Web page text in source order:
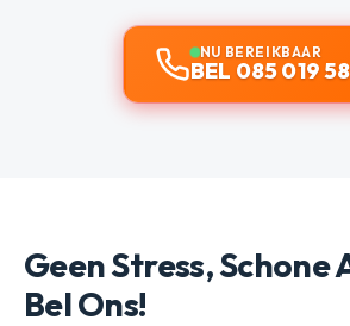
NU BEREIKBAAR
BEL 085 019
Geen Stress, Schone
Bel Ons!